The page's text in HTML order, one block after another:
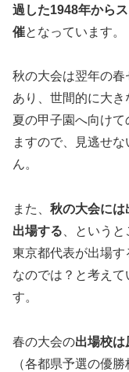
過した1948年から
催となっています。
秋の大会は翌年の
あり、世間的に大
夏の甲子園へ向け
ますので、見逃せ
ん。
また、 秋の大会には
出場する 、という
東京都代表が出場
なのでは？と考え
す。
春の大会の出場校は
（各都県予選の優